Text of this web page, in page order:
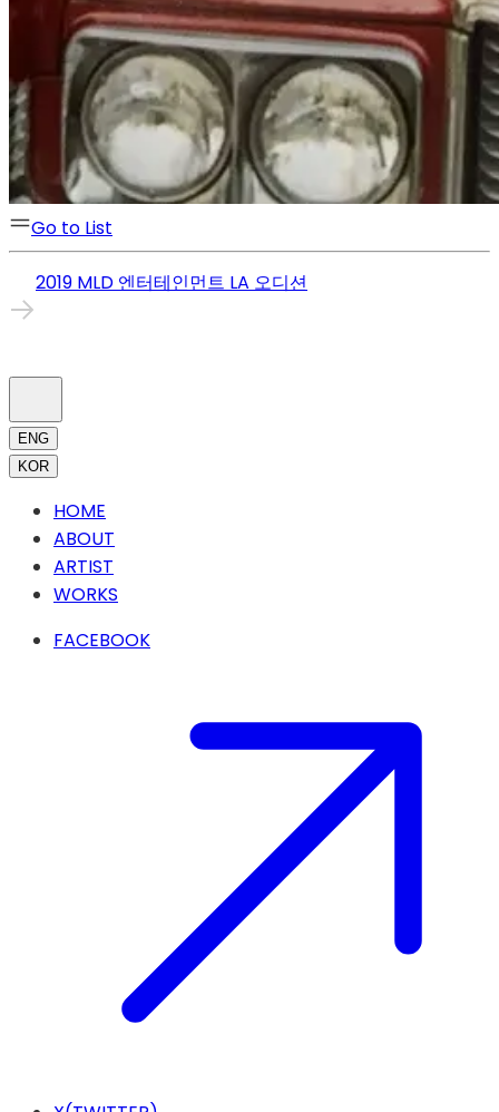
Go to List
2019 MLD 엔터테인먼트 LA 오디션
ENG
KOR
HOME
ABOUT
ARTIST
WORKS
FACEBOOK